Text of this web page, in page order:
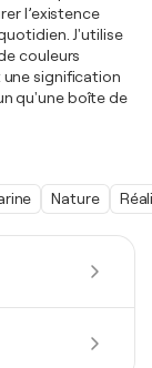
l’existence
J'utilise
couleurs
signification
qu'une boîte de
Nature